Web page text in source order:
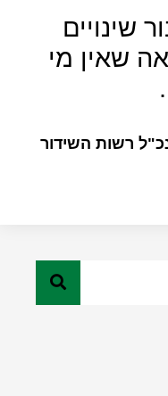
שינויים
שאין מי
רשות השידור